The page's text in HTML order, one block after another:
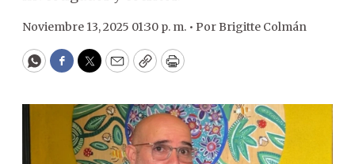
Noviembre 13, 2025 01:30 p. m. • PorBrigitte Colmán
WhatsApp
Facebook
Twitter
EmailCopyPrint